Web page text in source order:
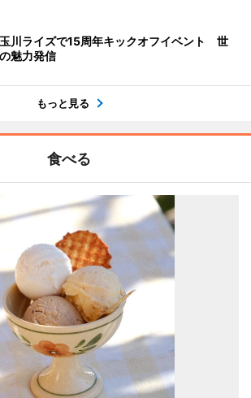
川ライズで15周年キックオフイベント 世
魅力発信
もっと見る
食べる